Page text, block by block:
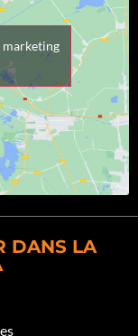
marketing
DANS LA